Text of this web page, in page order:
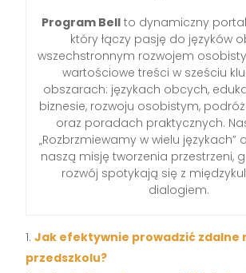
Program Bellto dynamiczny
który łączy pasję do języków
wszechstronnym rozwojem
wartościowe treści w sześciu
obszarach: językach obcych,
biznesie, rozwoju osobistym,
oraz poradach praktycznych.
„Rozbrzmiewamy w wielu językach”
naszą misję tworzenia przestrzeni,
rozwój spotykają się z
dialogiem.
Jak efektywnie prowadzić zdalne
przedszkolu?